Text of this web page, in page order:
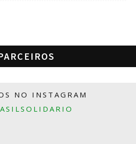
NO INSTAGRAM